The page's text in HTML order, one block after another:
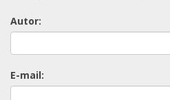
Autor:
E-mail: